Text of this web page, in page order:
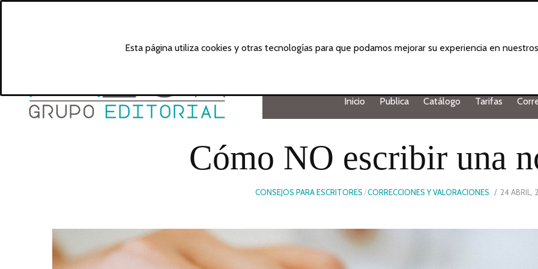
Inicio Publica Catálogo Tarifas
Cómo NO escribir una
CONSEJOS PARA ESCRITORES /CORRECCIONES Y VALORACIONES
POSTED
24 ABRIL,
Esta página utiliza cookies y otras tecnologías para que podamos mejorar su experiencia en